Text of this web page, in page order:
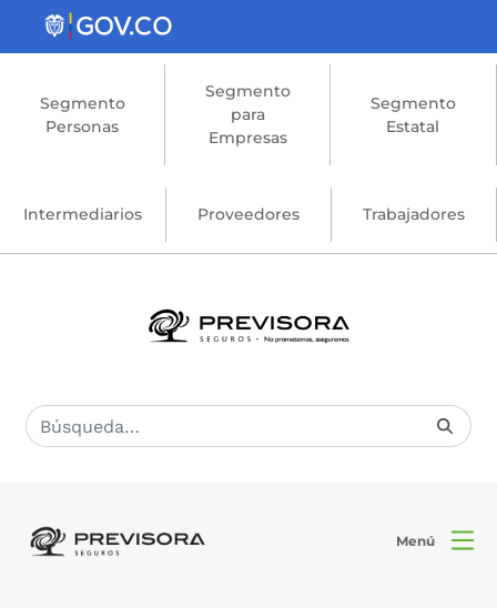
Saltar al contenido principal
Segmento
Personas
Segmento
para
Empresas
Segmento
Estatal
Intermediarios Proveedores Trabajadores
Menú